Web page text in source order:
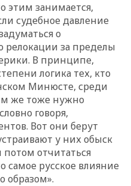
этим занимается,
судебное давление
о
релокации за пределы
В принципе,
логика тех, кто
Минюсте, среди
же тоже нужно
говоря,
Вот они берут
у них обыск
отчитаться
самое русское влияние
образом».